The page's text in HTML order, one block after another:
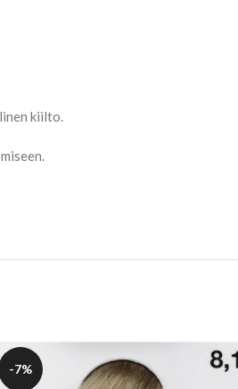
kiilto.
-7%